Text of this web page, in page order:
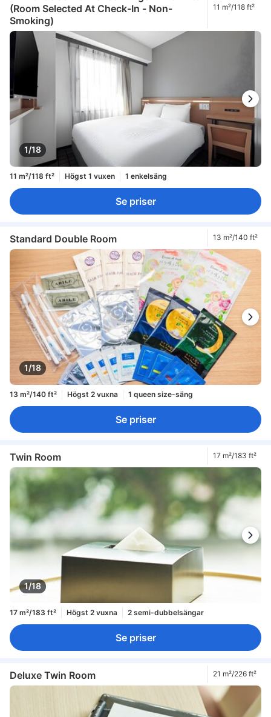
(Room Selected At Check-In - Non-
Smoking)
11 m²/118 ft²
1/18
11 m²/118 ft² Högst 1 vuxen 1 enkelsäng
Se priser
Standard Double Room 13 m²/140 ft²
1/18
13 m²/140 ft² Högst 2 vuxna 1 queen size-säng
Se priser
Twin Room 17 m²/183 ft²
1/18
17 m²/183 ft² Högst 2 vuxna 2 semi-dubbelsängar
Se priser
Deluxe Twin Room 21 m²/226 ft²